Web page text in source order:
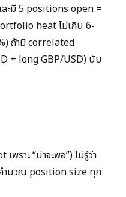
ะมี 5 positions open =
heat ไม่เกิน 6-
ถ้ามี correlated
+ long GBP/USD) นับ
เพราะ “น่าจะพอ”) ไม่รู้ว่า
คำนวณ position size ทุก